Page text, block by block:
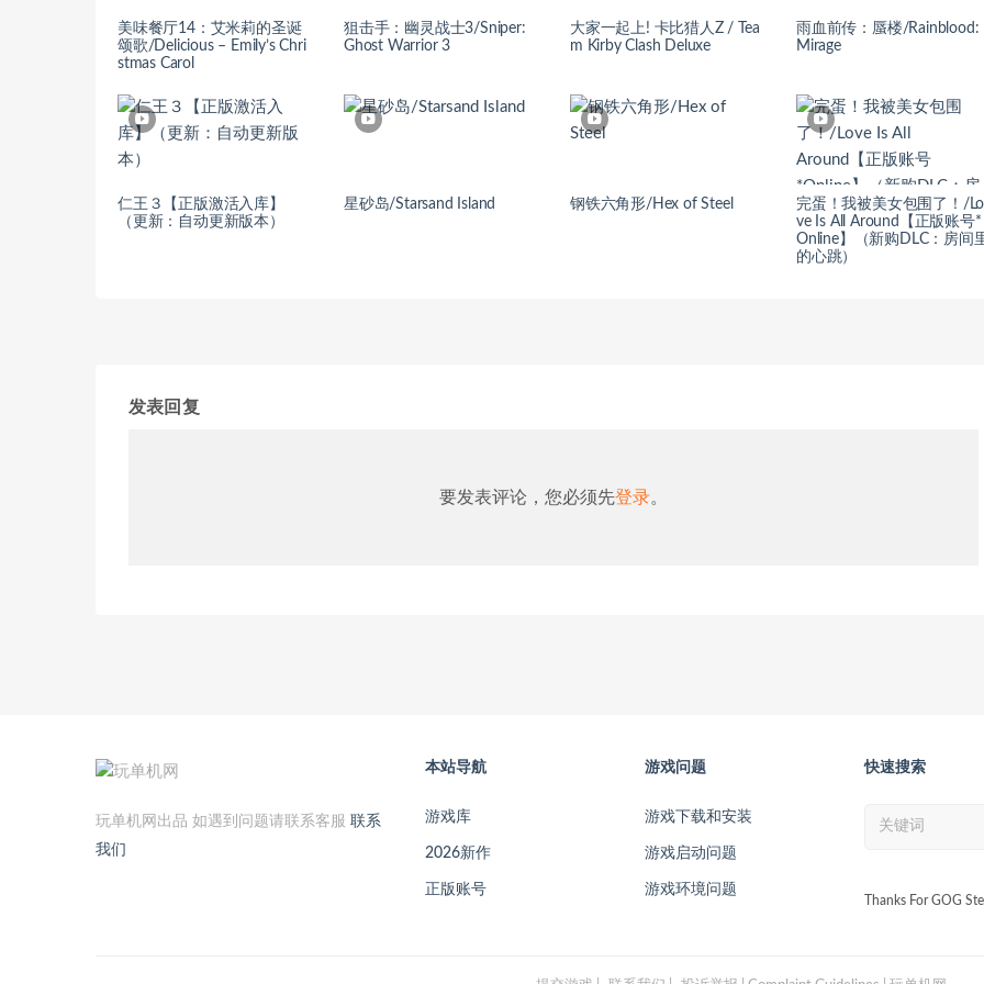
美味餐厅14：艾米莉的圣诞
颂歌/Delicious – Emily’s Chri
stmas Carol
狙击手：幽灵战士3/Sniper:
Ghost Warrior 3
大家一起上! 卡比猎人Z / Tea
m Kirby Clash Deluxe
雨血前传：蜃楼/Rainblood:
Mirage
仁王３【正版激活入库】
（更新：自动更新版本）
星砂岛/Starsand Island 钢铁六角形/Hex of Steel
完蛋！我被美女包围了！/Lo
ve Is All Around【正版账号*
Online】（新购DLC：房间
的心跳）
发表回复
要发表评论，您必须先登录。
玩单机网出品 如遇到问题请联系客服 联系
我们
本站导航
游戏库
2026新作
正版账号
游戏问题
游戏下载和安装
游戏启动问题
游戏环境问题
快速搜索
Thanks For GOG